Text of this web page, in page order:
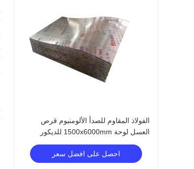
الفولاذ المقاوم للصدأ الألومنيوم قرص
العسل لوحة 1500x6000mm للديكور
احصل على افضل سعر